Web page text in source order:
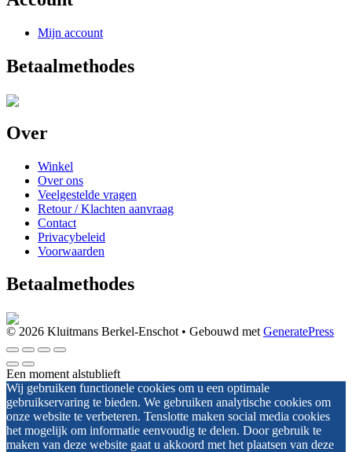
Mijn account
Betaalmethodes
Over
Winkel
Over ons
Veelgestelde vragen
Retour / Klachten aanvraag
Contact
Privacybeleid
Voorwaarden
Betaalmethodes
© 2026 Kluitmans Berkel-Enschot • Gebouwd met GeneratePress
Een moment alstublieft
Wij gebruiken functionele cookies om u een optimale
gebruikservaring te bieden. We gebruiken analytische cookies om
onze website te verbeteren. Tenslotte maken social media cookies
het mogelijk om informatie eenvoudig te delen. Door gebruik te
maken van deze website gaat u akkoord met het plaatsen van deze